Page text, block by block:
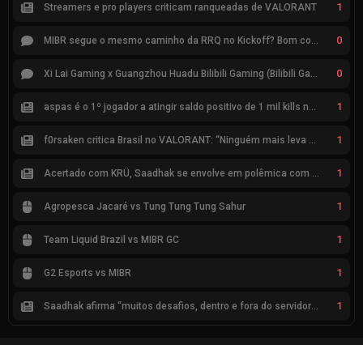
Streamers e pro players criticam ranqueadas de VALORANT 1
MIBR segue o mesmo caminho da RRQ no Kickoff? Bom começo, mas risco de eliminação hoje 0
Xi Lai Gaming x Guangzhou Huadu Bilibili Gaming (Bilibili Gaming) 0
aspas é o 1º jogador a atingir saldo positivo de 1 mil kills no VCT 1
f0rsaken critica Brasil no VALORANT: “Ninguém mais leva a sério” 1
Acertado com KRÜ, Saadhak se envolve em polêmica com keznit 1
Agropesca Jacaré vs Tung Tung Tung Sahur 1
Team Liquid Brazil vs MIBR GC 1
G2 Esports vs MIBR 1
Saadhak afirma “muitos desafios, dentro e fora do servidor” sobre a jornada até a classificação 1